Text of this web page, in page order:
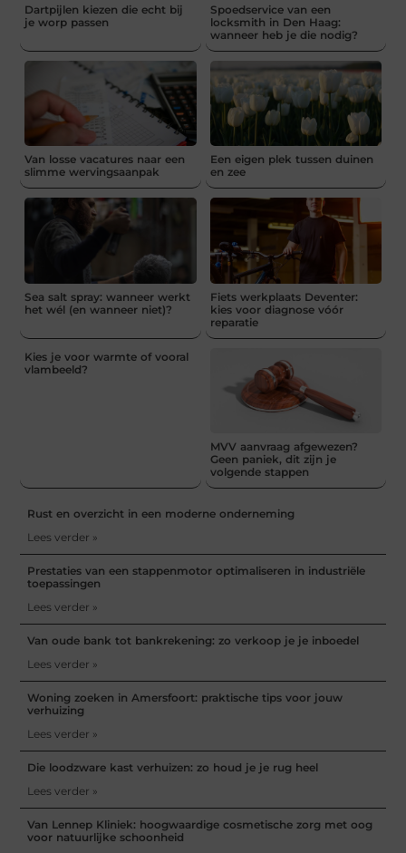
Dartpijlen kiezen die echt bij
je worp passen
Spoedservice van een
locksmith in Den Haag:
wanneer heb je die nodig?
Van losse vacatures naar een
slimme wervingsaanpak
Een eigen plek tussen duinen
en zee
Sea salt spray: wanneer werkt
het wél (en wanneer niet)?
Fiets werkplaats Deventer:
kies voor diagnose vóór
reparatie
Kies je voor warmte of vooral
vlambeeld?
MVV aanvraag afgewezen?
Geen paniek, dit zijn je
volgende stappen
Rust en overzicht in een moderne onderneming
Lees verder »
Prestaties van een stappenmotor optimaliseren in industriële
toepassingen
Lees verder »
Van oude bank tot bankrekening: zo verkoop je je inboedel
Lees verder »
Woning zoeken in Amersfoort: praktische tips voor jouw
verhuizing
Lees verder »
Die loodzware kast verhuizen: zo houd je je rug heel
Lees verder »
Van Lennep Kliniek: hoogwaardige cosmetische zorg met oog
voor natuurlijke schoonheid